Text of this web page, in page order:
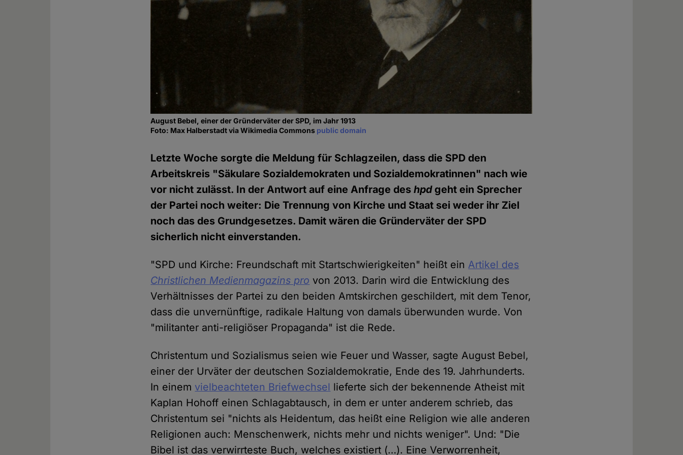
August Bebel, einer der Gründerväter der SPD, im Jahr 1913
Foto: Max Halberstadt via Wikimedia Commons public domain
Letzte Woche sorgte die Meldung für Schlagzeilen, dass die SPD den
Arbeitskreis "Säkulare Sozialdemokraten und Sozialdemokratinnen" nach wie
vor nicht zulässt. In der Antwort auf eine Anfrage deshpdgeht ein Sprecher
der Partei noch weiter: Die Trennung von Kirche und Staat sei weder ihr Ziel
noch das des Grundgesetzes. Damit wären die Gründerväter der SPD
sicherlich nicht einverstanden.
"SPD und Kirche: Freundschaft mit Startschwierigkeiten" heißt einArtikel des
Christlichen Medienmagazins pro von 2013. Darin wird die Entwicklung des
Verhältnisses der Partei zu den beiden Amtskirchen geschildert, mit dem Tenor,
dass die unvernünftige, radikale Haltung von damals überwunden wurde. Von
"militanter anti-religiöser Propaganda" ist die Rede.
Christentum und Sozialismus seien wie Feuer und Wasser, sagte August Bebel,
einer der Urväter der deutschen Sozialdemokratie, Ende des 19. Jahrhunderts.
In einem vielbeachteten Briefwechsel lieferte sich der bekennende Atheist mit
Kaplan Hohoff einen Schlagabtausch, in dem er unter anderem schrieb, das
Christentum sei "nichts als Heidentum, das heißt eine Religion wie alle anderen
Religionen auch: Menschenwerk, nichts mehr und nichts weniger". Und: "Die
Bibel ist das verwirrteste Buch, welches existiert (…). Eine Verworrenheit,